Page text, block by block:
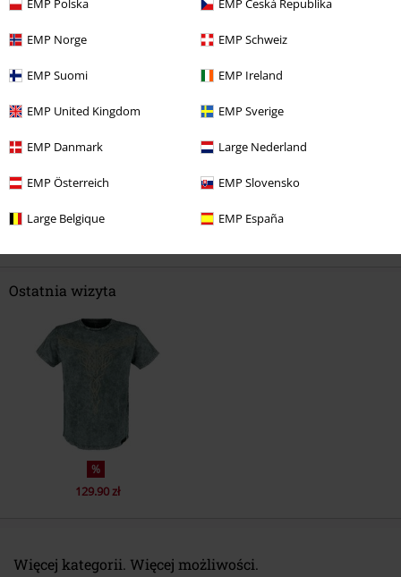
EMP Polska EMP Česká Republika
EMP Norge EMP Schweiz
EMP Suomi EMP Ireland
EMP United Kingdom EMP Sverige
EMP Danmark Large Nederland
EMP Österreich EMP Slovensko
Large Belgique EMP España
Długość
Komentarz
Ostatnia wizyta
%
129.90 zł
Więcej kategorii. Więcej możliwości.